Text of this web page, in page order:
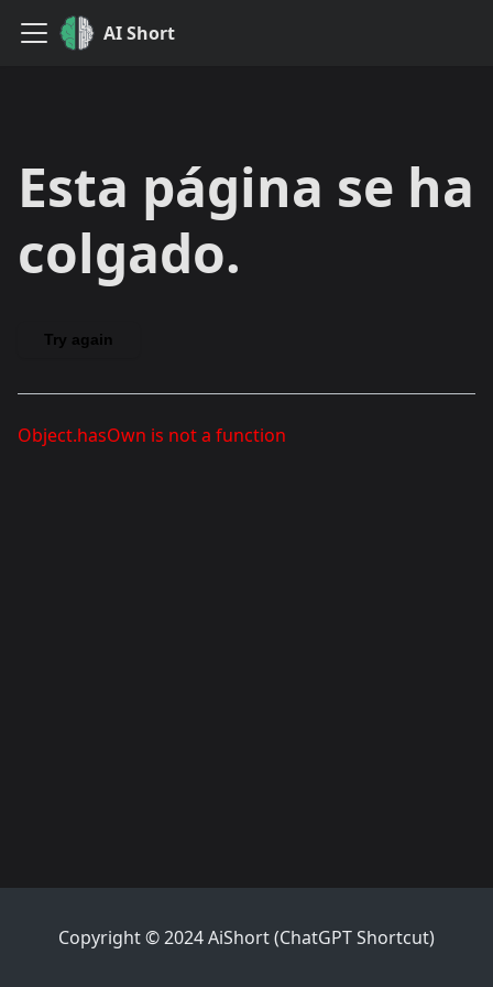
AI Short
Esta página se ha
colgado.
Try again
Object.hasOwn is not a function
Copyright © 2024 AiShort (ChatGPT Shortcut)